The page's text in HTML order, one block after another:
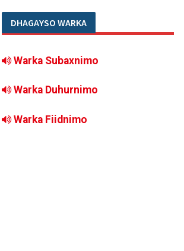
DHAGAYSO WARKA
Warka Subaxnimo
Warka Duhurnimo
Warka Fiidnimo